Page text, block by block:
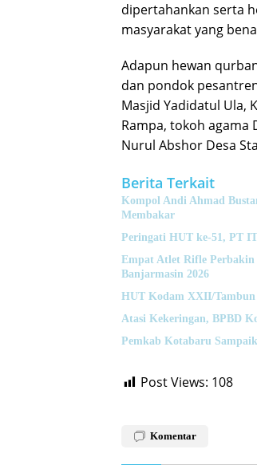
dipertahankan serta
masyarakat yang
Adapun hewan
dan pondok
Masjid Yadidatul Ula,
Rampa, tokoh agama
Nurul Abshor Desa
Berita Terkait
Kompol Andi Ahmad
Membakar
Peringati HUT ke-51, PT
Empat Atlet Rifle
Banjarmasin 2026
HUT Kodam XXII/
Atasi Kekeringan, BPBD
Pemkab Kotabaru
Post Views: 108
Komentar